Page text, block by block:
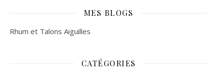
MES BLOGS
Rhum et Talons Aiguilles
CATÉGORIES